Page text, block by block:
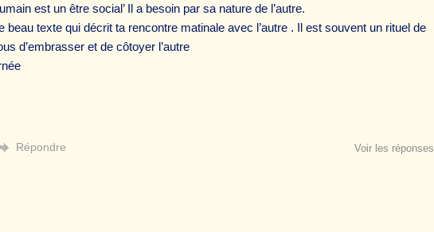
est un être social’ Il a besoin par sa nature de l’autre.
beau texte qui décrit ta rencontre matinale avec l’autre . Il est souvent un rituel de
d’embrasser et de côtoyer l’autre
Répondre Voir les réponses